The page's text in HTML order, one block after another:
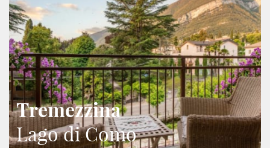
Tremezzina
Lago di Como